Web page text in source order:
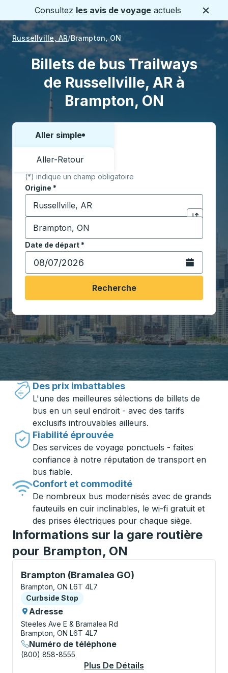
Consultez les avis de voyage actuels
Russellville, AR Brampton, ON
Billets de bus Trailways
de Russellville, AR à
Brampton, ON
Choisissez un sens ou un aller-retour:
Aller simple
Aller-Retour
(*) indique un champ obligatoire
Origine *
Commencez à saisir la ville d'origine pour ouvrir
Cliquez
Destination*
Commencez à saisir la ville de destination pour
Date de départ*
Tapez la date au format date Barre oblique du mois à
Ouvrez le
Recherche
Voyager en toute simplicité avec
Trailways
Des prix imbattables
L'une des meilleures sélections de billets de
bus en un seul endroit - avec des tarifs
exclusifs introuvables ailleurs.
Fiabilité éprouvée
Des services de voyage ponctuels - faites
confiance à notre réputation de transport en
bus fiable.
Confort et commodité
De nombreux bus modernisés avec de grands
fauteuils en cuir inclinables, le wi-fi gratuit et
des prises électriques pour chaque siège.
Informations sur la gare routière
pour Brampton, ON
Brampton (Bramalea GO)
Curbside Stop, utilisez les touches fléchées ou la
Brampton, ON L6T 4L7
Curbside Stop
Curbside Stop
Adresse
Steeles Ave E & Bramalea Rd
Brampton, ON L6T 4L7
Numéro de téléphone
(800) 858-8555
Plus De Détails